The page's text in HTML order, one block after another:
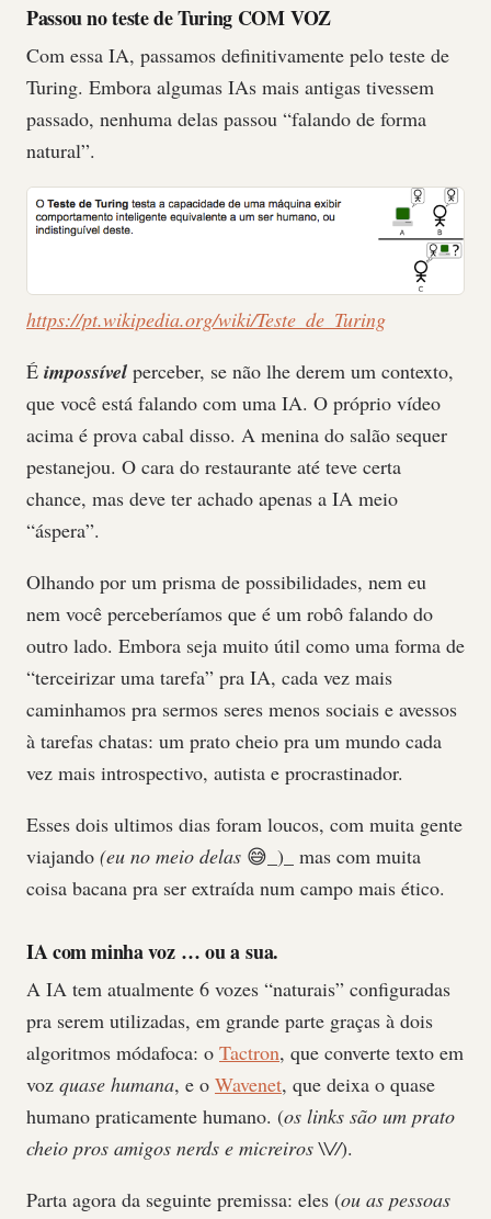
Passou no teste de Turing COM VOZ
Com essa IA, passamos definitivamente pelo teste de
Turing. Embora algumas IAs mais antigas tivessem
passado, nenhuma delas passou “falando de forma
natural”.
https://pt.wikipedia.org/wiki/Teste_de_Turing
É impossível perceber, se não lhe derem um contexto,
que você está falando com uma IA. O próprio vídeo
acima é prova cabal disso. A menina do salão sequer
pestanejou. O cara do restaurante até teve certa
chance, mas deve ter achado apenas a IA meio
“áspera”.
Olhando por um prisma de possibilidades, nem eu
nem você perceberíamos que é um robô falando do
outro lado. Embora seja muito útil como uma forma de
“terceirizar uma tarefa” pra IA, cada vez mais
caminhamos pra sermos seres menos sociais e avessos
à tarefas chatas: um prato cheio pra um mundo cada
vez mais introspectivo, autista e procrastinador.
Esses dois ultimos dias foram loucos, com muita gente
viajando (eu no meio delas 😅_)_ mas com muita
coisa bacana pra ser extraída num campo mais ético.
IA com minha voz … ou a sua.
A IA tem atualmente 6 vozes “naturais” configuradas
pra serem utilizadas, em grande parte graças à dois
algoritmos módafoca: o Tactron, que converte texto em
voz quase humana, e o Wavenet, que deixa o quase
humano praticamente humano. (os links são um prato
cheio pros amigos nerds e micreiros \\//).
Parta agora da seguinte premissa: eles (ou as pessoas